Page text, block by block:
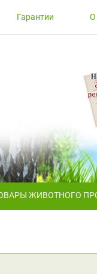
Гарантии О
ЖИВОТНОГО